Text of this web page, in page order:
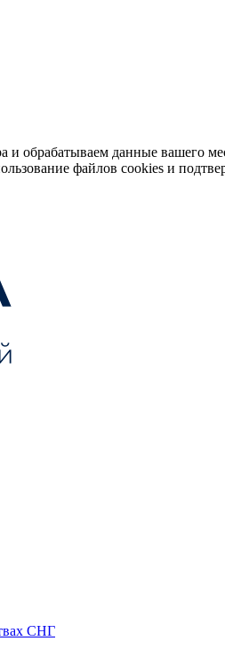
и обрабатываем данные вашего
файлов cookies и
СНГ